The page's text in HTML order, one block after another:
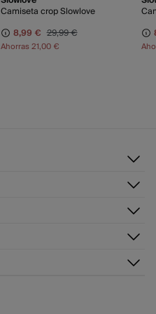
Camiseta crop Slowlove
8,99 € 29,99 €
Ahorras21,00 €